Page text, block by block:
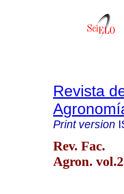
Revista
Print version
Rev. Fac.
Agron.